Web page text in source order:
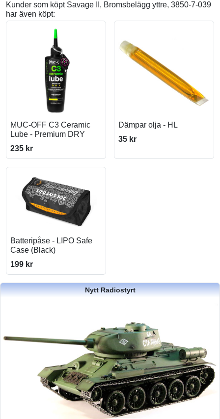
Kunder som köpt Savage II, Bromsbelägg yttre, 3850-7-039
har även köpt:
MUC-OFF C3 Ceramic
Lube - Premium DRY
235 kr
Dämpar olja - HL
35 kr
Batteripåse - LIPO Safe
Case (Black)
199 kr
Nytt Radiostyrt